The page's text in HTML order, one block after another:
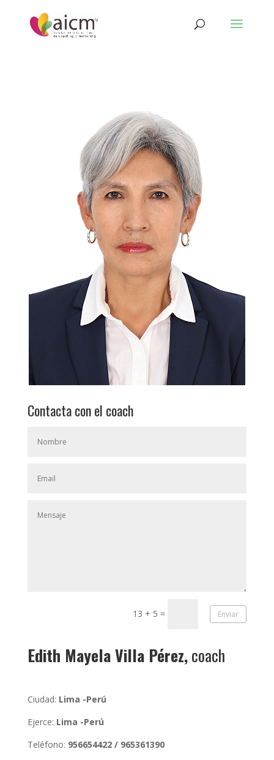
Contacta con el coach
13 + 5 = Enviar
Edith Mayela Villa Pérez,coach
Ciudad: Lima -Perú
Ejerce: Lima -Perú
Teléfono: 956654422 / 965361390